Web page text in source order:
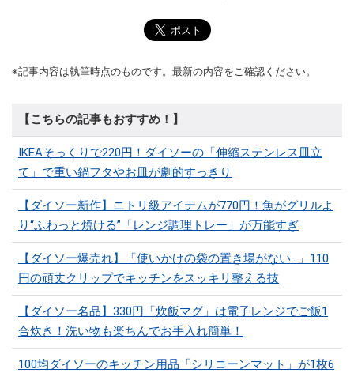
※記事内容は執筆時点のものです。最新の内容をご確認ください。
【こちらの記事もおすすめ！】
IKEAそっくりで220円！ダイソーの「伸縮ステンレス皿立
て」で重い鍋フタやお皿が劇的すっきり
【ダイソー新作】ニトリ級アイテムが770円！魚がグリルよ
り“ふわっと焼ける”「レンジ調理トレー」が万能すぎ
【ダイソー爆売れ】「使いかけの袋の置き場がない…」110
円の頑丈クリップでキッチンをスッキリ整える技
【ダイソー名品】330円「炊飯マグ」は電子レンジでご飯1
合炊き！洗い物も楽ちんでお手入れ簡単！
100均ダイソーのキッチン用品「シリコーンマット」​​が1枚6